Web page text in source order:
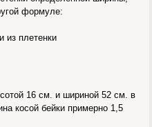
формуле:
плетенки
16 см. и шириной 52 см. в
косой бейки примерно 1,5